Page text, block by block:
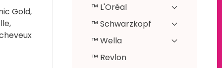
Gold,
™ L'Oréal
™ Schwarzkopf
™ Wella
™ Revlon